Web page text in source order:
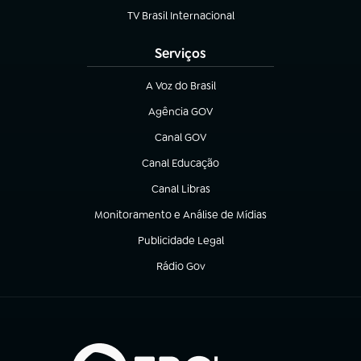
TV Brasil Internacional
(abre em nova aba)
Serviços
A Voz do Brasil
(abre em nova aba)
Agência GOV
(abre em nova aba)
Canal GOV
(abre em nova aba)
Canal Educação
(abre em nova aba)
Canal Libras
(abre em nova aba)
Monitoramento e Análise de Mídias
(abre em nova aba)
Publicidade Legal
(abre em nova aba)
Rádio Gov
(abre em nova aba)